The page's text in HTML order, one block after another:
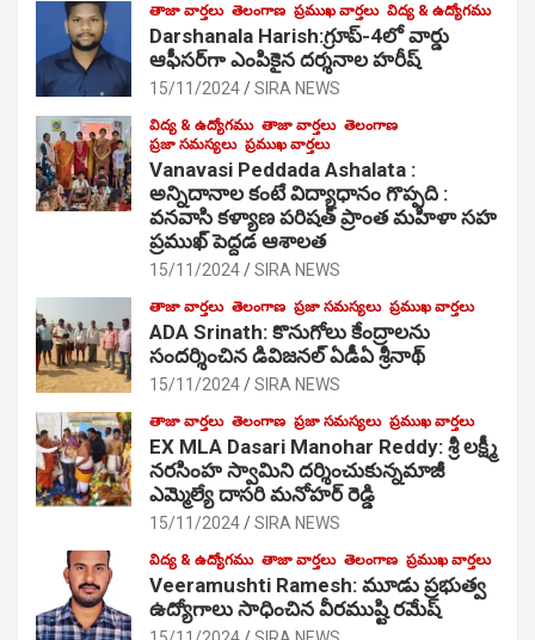
తాజా వార్తలు తెలంగాణ ప్రముఖ వార్తలు విద్య & ఉద్యోగము
Darshanala Harish:గ్రూప్-4లో వార్డు
ఆఫీసర్‌గా ఎంపికైన దర్శనాల హరీష్
15/11/2024 SIRA NEWS
విద్య & ఉద్యోగము తాజా వార్తలు తెలంగాణ
ప్రజా సమస్యలు ప్రముఖ వార్తలు
Vanavasi Peddada Ashalata :
అన్నిదానాల కంటే విద్యాధానం గొప్పది :
వనవాసి కళ్యాణ పరిషత్ ప్రాంత మహిళా సహ
ప్రముఖ్ పెద్దడ ఆశాలత
15/11/2024 SIRA NEWS
తాజా వార్తలు తెలంగాణ ప్రజా సమస్యలు ప్రముఖ వార్తలు
ADA Srinath: కొనుగోలు కేంద్రాల‌ను
సంద‌ర్శించిన డివిజనల్ ఏడీఏ శ్రీనాథ్
15/11/2024 SIRA NEWS
తాజా వార్తలు తెలంగాణ ప్రజా సమస్యలు ప్రముఖ వార్తలు
EX MLA Dasari Manohar Reddy: శ్రీ లక్ష్మీ
నరసింహ స్వామిని దర్శించుకున్నమాజీ
ఎమ్మెల్యే దాసరి మనోహర్ రెడ్డి
15/11/2024 SIRA NEWS
విద్య & ఉద్యోగము తాజా వార్తలు తెలంగాణ ప్రముఖ వార్తలు
Veeramushti Ramesh: మూడు ప్రభుత్వ
ఉద్యోగాలు సాధించిన వీరముష్టి రమేష్